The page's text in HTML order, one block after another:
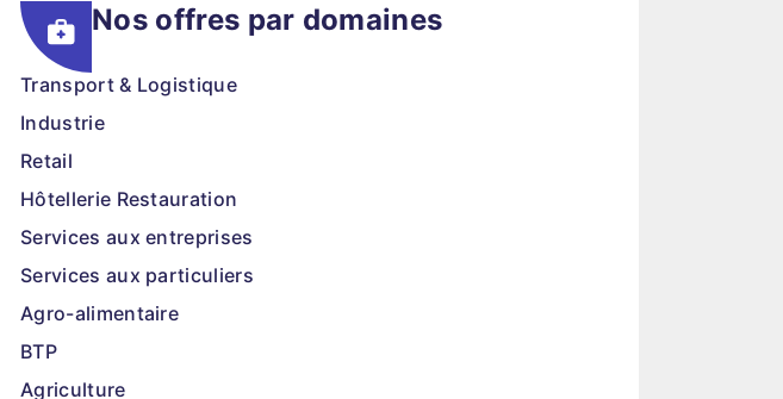
Nos offres par domaines
Transport & Logistique
Industrie
Retail
Hôtellerie Restauration
Services aux entreprises
Services aux particuliers
Agro-alimentaire
BTP
Agriculture